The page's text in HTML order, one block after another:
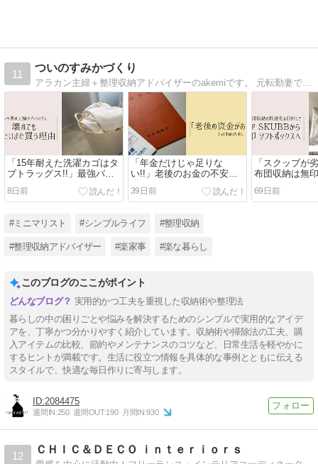
11
ついのすみかづくり
アラカン主婦＋整理収納アドバイザーのakemiです。 元転勤妻で、現在、地元関西に小さな家を建てました。いろんな家に暮らしてきた経験とアドバイザーとしての知識、この歳になったからこその知恵を、お片付けに悩む人、苦手な人に届けるブログです
「15年耐えた洗濯カゴはタ
ブトラッグス!!」最強バケ
8日前
「年金だけじゃ足りな
い!!」老後のお金の不安に
備える
39日前
「スクッブが
布団収納は無
クスに
69日前
#ミニマリスト #シンプルライフ #整理収納
#整理収納アドバイザー #楽家事 #楽な暮らし
このブログのここがポイント
実用的かつ工夫を重視した収納術や整理法
暮らしの中の困りごとや悩みを解決するためのシンプルで実用的なアイデ
アを、丁寧かつ分かりやすく紹介しています。収納術や掃除法の工夫、購
入アイテムの比較、節約やメンテナンスのコツなど、日常生活を軽やかに
するヒントが満載です。生活に役立つ情報を具体的な事例とともに伝える
スタイルで、快適な毎日作りに寄与します。
2084475
週間IN:250 週間OUT:190 月間IN:930
12
ＣＨＩＣ＆ＤＥＣＯ ｉｎｔｅｒｉｏｒｓ